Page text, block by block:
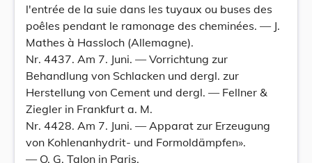
l'entrée de la suie dans les tuyaux ou buses des
poêles pendant le ramonage des cheminées. — J.
Mathes à Hassloch (Allemagne).
Nr. 4437. Am 7. Juni. — Vorrichtung zur
Behandlung von Schlacken und dergl. zur
Herstellung von Cement und dergl. — Fellner &
Ziegler in Frankfurt a. M.
Nr. 4428. Am 7. Juni. — Apparat zur Erzeugung
von Kohlenanhydrit- und Formoldämpfen».
— O. G. Talon in Paris.